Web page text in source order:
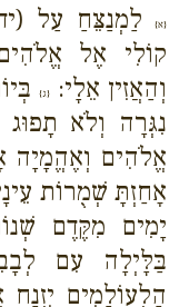
{א} לַמְנַצֵּחַ עַל
קוֹלִי אֶל
וְהַאֲזִין אֵלָי:{ג}
נִגְּרָה וְלֹא
אֱלֹהִים וְאֶהֱמָיָה
אָחַזְתָּ שְׁמֻרוֹת
יָמִים מִקֶּדֶם
בַּלָּיְלָה עִם
הַלְעוֹלָמִים יִזְנַח